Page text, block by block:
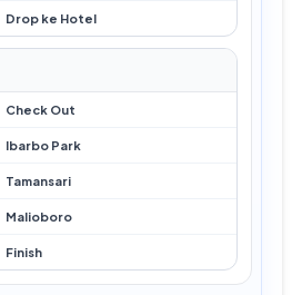
Drop ke Hotel
Check Out
Ibarbo Park
Tamansari
Malioboro
Finish